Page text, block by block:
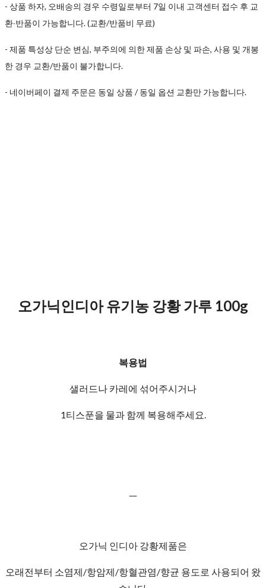
- 상품 하자, 오배송의 경우 수령일로부터 7일 이내 고객센터 접수 후 교
환∙반품이 가능합니다. (교환/반품비 무료)
- 제품 특성상 단순 변심, 부주의에 의한 제품 손상 및 파손, 사용 및 개봉
한 경우 교환/반품이 불가합니다.
- 네이버페이 결제 주문은 동일 상품 / 동일 옵션 교환만 가능합니다.
오가닉인디아 유기농 강황 가루 100g
복용법
샐러드나 카레에 섞어주시거나
1티스푼을 물과 함께 복용해주세요.
ㅡ
오가닉 인디아 강황제품은
오래전부터 소염제/항암제/항혈관염/향균 용도로 사용되어 왔